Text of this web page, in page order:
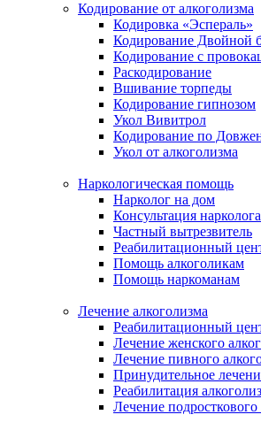
Кодирование от алкоголизма
Кодировка «Эспераль»
Кодирование Двойной
Кодирование с
Раскодирование
Вшивание торпеды
Кодирование гипнозом
Укол Вивитрол
Кодирование по
Укол от алкоголизма
Наркологическая помощь
Нарколог на дом
Консультация нарколога
Частный вытрезвитель
Реабилитационный
Помощь алкоголикам
Помощь наркоманам
Лечение алкоголизма
Реабилитационный
Лечение женского
Лечение пивного
Принудительное
Реабилитация
Лечение подросткового